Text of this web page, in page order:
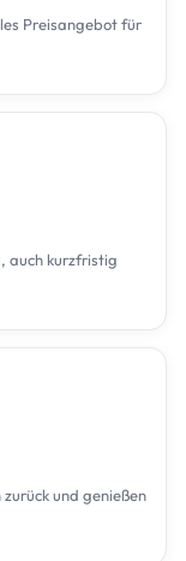
Preisangebot für
auch kurzfristig
und genießen